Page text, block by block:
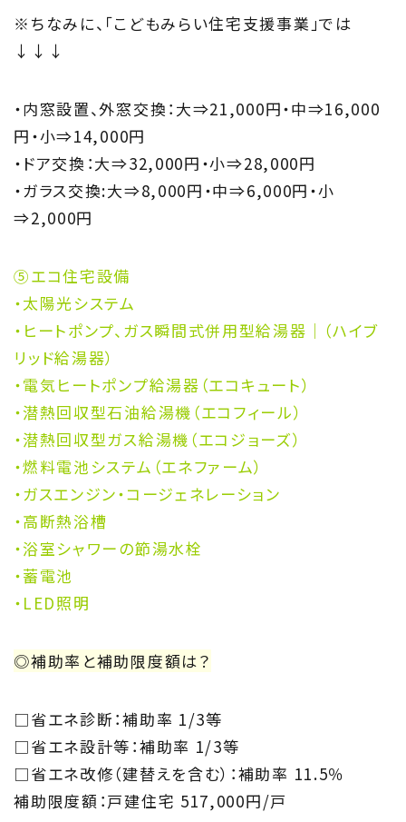
※ちなみに、「こどもみらい住宅支援事業」では
↓↓↓
・内窓設置、外窓交換：大⇒21,000円・中⇒16,000
円・小⇒14,000円
・ドア交換：大⇒32,000円・小⇒28,000円
・ガラス交換:大⇒8,000円・中⇒6,000円・小
⇒2,000円
⑤エコ住宅設備
・太陽光システム
・ヒートポンプ、ガス瞬間式併用型給湯器｜（ハイブ
リッド給湯器）
・電気ヒートポンプ給湯器（エコキュート）
・潜熱回収型石油給湯機（エコフィール）
・潜熱回収型ガス給湯機（エコジョーズ）
・燃料電池システム（エネファーム）
・ガスエンジン・コージェネレーション
・高断熱浴槽
・浴室シャワーの節湯水栓
・蓄電池
・LED照明
◎補助率と補助限度額は？
□省エネ診断：補助率 1/3等
□省エネ設計等：補助率 1/3等
□省エネ改修（建替えを含む）：補助率 11.5％
補助限度額：戸建住宅 517,000円/戸